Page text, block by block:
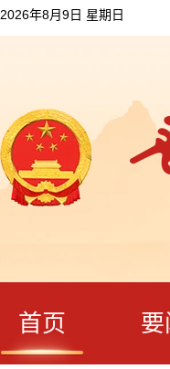
2026年8月9日 星期日
首页 要